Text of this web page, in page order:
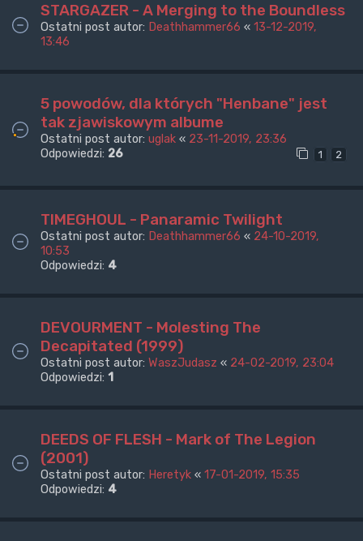
STARGAZER - A Merging to the Boundless
Ostatni post autor: Deathhammer66 « 13-12-2019,
13:46
5 powodów, dla których "Henbane" jest
tak zjawiskowym albume
Ostatni post autor: uglak « 23-11-2019, 23:36
Odpowiedzi: 26 1 2
TIMEGHOUL - Panaramic Twilight
Ostatni post autor: Deathhammer66 « 24-10-2019,
10:53
Odpowiedzi: 4
DEVOURMENT - Molesting The
Decapitated (1999)
Ostatni post autor: WaszJudasz « 24-02-2019, 23:04
Odpowiedzi: 1
DEEDS OF FLESH - Mark of The Legion
(2001)
Ostatni post autor: Heretyk « 17-01-2019, 15:35
Odpowiedzi: 4